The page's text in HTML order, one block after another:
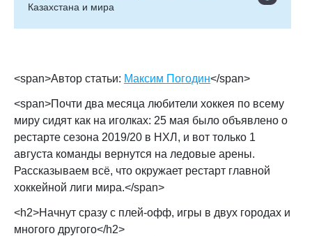
Казахстана и мира
<span>Автор статьи: Максим Погодин</span>
<span>Почти два месяца любители хоккея по всему
миру сидят как на иголках: 25 мая было объявлено о
рестарте сезона 2019/20 в НХЛ, и вот только 1
августа команды вернутся на ледовые арены.
Рассказываем всё, что окружает рестарт главной
хоккейной лиги мира.</span>
<h2>Начнут сразу с плей-офф, игры в двух городах и
многого другого</h2>